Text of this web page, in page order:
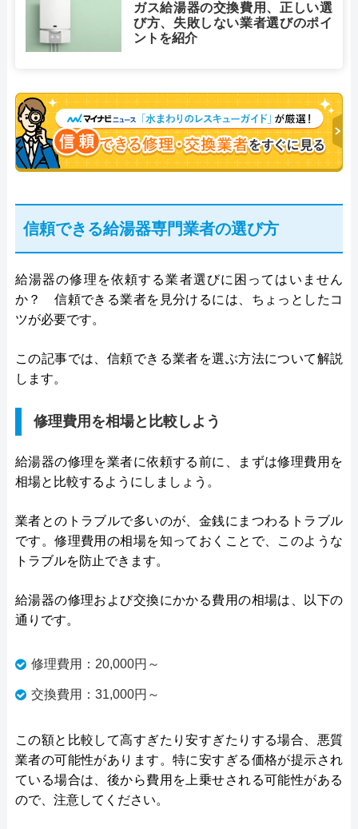
ガス給湯器の交換費用、正しい選
び方、失敗しない業者選びのポイ
ントを紹介
信頼できる給湯器専門業者の選び方
給湯器の修理を依頼する業者選びに困ってはいません
か？ 信頼できる業者を見分けるには、ちょっとしたコ
ツが必要です。
この記事では、信頼できる業者を選ぶ方法について解説
します。
修理費用を相場と比較しよう
給湯器の修理を業者に依頼する前に、まずは修理費用を
相場と比較するようにしましょう。
業者とのトラブルで多いのが、金銭にまつわるトラブル
です。修理費用の相場を知っておくことで、このような
トラブルを防止できます。
給湯器の修理および交換にかかる費用の相場は、以下の
通りです。
修理費用：20,000円～
交換費用：31,000円～
この額と比較して高すぎたり安すぎたりする場合、悪質
業者の可能性があります。特に安すぎる価格が提示され
ている場合は、後から費用を上乗せされる可能性がある
ので、注意してください。